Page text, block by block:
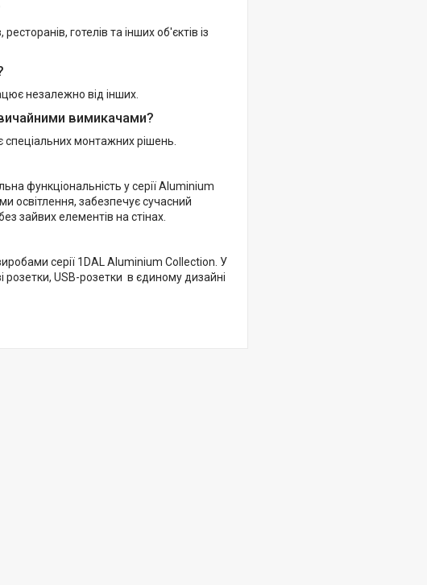
готелів та інших об'єктів із
незалежно від інших.
вимикачами?
спеціальних монтажних рішень.
функціональність у серії Aluminium
освітлення, забезпечує сучасний
зайвих елементів на стінах.
серії 1DAL Aluminium Collection. У
розетки, USB-розетки в єдиному дизайні